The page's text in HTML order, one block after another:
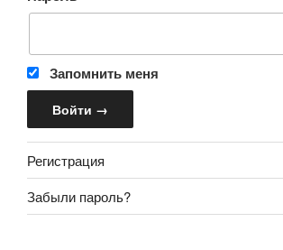
Запомнить меня
Регистрация
Забыли пароль?